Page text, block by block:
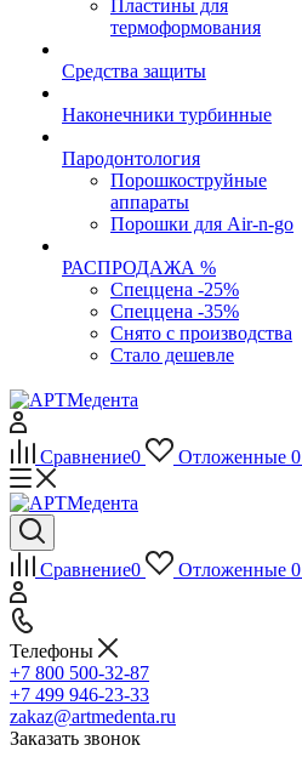
Пластины для
термоформования
Средства защиты
Наконечники турбинные
Пародонтология
Порошкоструйные
аппараты
Порошки для Air-n-go
РАСПРОДАЖА %
Спеццена -25%
Спеццена -35%
Снято с производства
Стало дешевле
Сравнение0 Отложенные 0
Сравнение0 Отложенные 0
Телефоны
+7 800 500-32-87
+7 499 946-23-33
zakaz@artmedenta.ru
Заказать звонок